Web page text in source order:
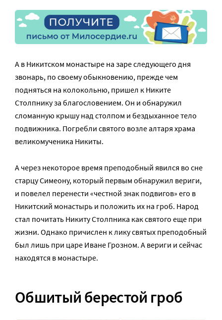
А в Никитском монастыре на заре следующего дня
звонарь, по своему обыкновению, прежде чем
подняться на колокольню, пришел к Никите
Столпнику за благословением. Он и обнаружил
сломанную крышу над столпом и бездыханное тело
подвижника. Погребли святого возле алтаря храма
великомученика Никиты.
А через некоторое время преподобный явился во сне
старцу Симеону, который первым обнаружил вериги,
и повелел перенести «честной знак подвигов» его в
Никитский монастырь и положить их на гроб. Народ
стал почитать Никиту Столпника как святого еще при
жизни. Однако причислен к лику святых преподобный
был лишь при царе Иване Грозном. А вериги и сейчас
находятся в монастыре.
Обшитый берестой гроб